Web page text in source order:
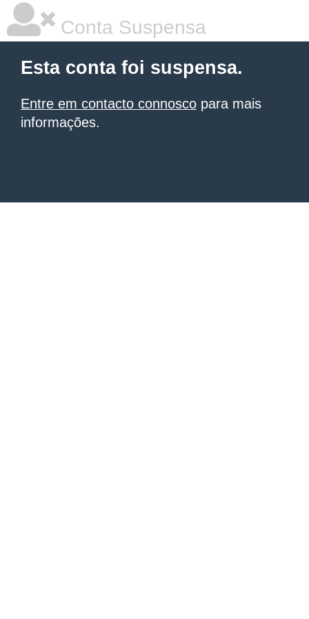
Conta Suspensa
Esta conta foi suspensa.
Entre em contacto connosco para mais
informações.